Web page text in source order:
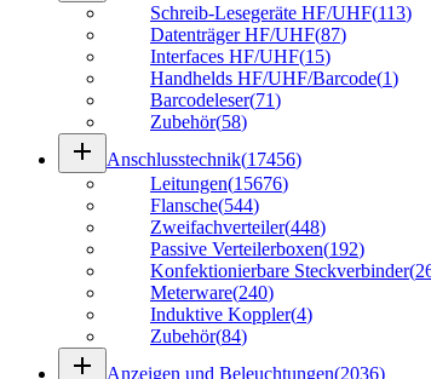
Schreib-Lesegeräte HF/UHF(113)
Datenträger HF/UHF(87)
Interfaces HF/UHF(15)
Handhelds HF/UHF/Barcode(1)
Barcodeleser(71)
Zubehör(58)
add Anschlusstechnik(17456)
Leitungen(15676)
Flansche(544)
Zweifachverteiler(448)
Passive Verteilerboxen(192)
Konfektionierbare Steckverbinder(
Meterware(240)
Induktive Koppler(4)
Zubehör(84)
add Anzeigen und Beleuchtungen(2036)